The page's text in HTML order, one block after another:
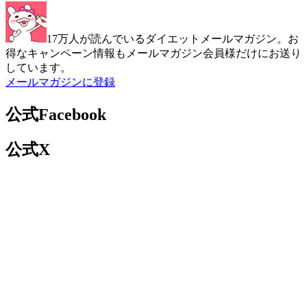
17万人が読んでいるダイエットメールマガジン。お
得なキャンペーン情報もメールマガジン会員様だけにお送り
しています。
メールマガジンに登録
公式Facebook
公式X